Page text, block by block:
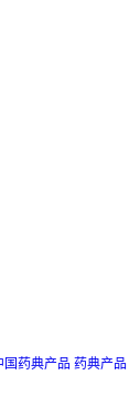
国药典产品 药典产品